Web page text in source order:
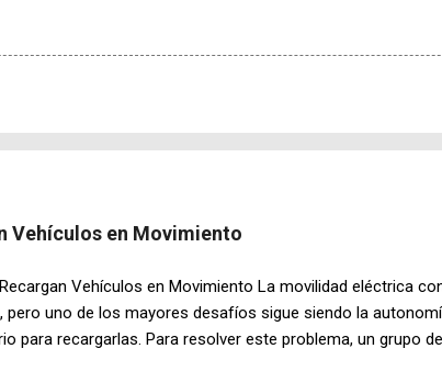
Vehículos en Movimiento
Vehículos en Movimiento La movilidad eléctrica
pero uno de los mayores desafíos sigue siendo la
para recargarlas. Para resolver este problema, un grupo de